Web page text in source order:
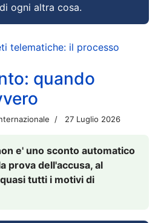
ogni altra cosa.
telematiche: il processo
quando
27 Luglio 2026
e' uno sconto automatico
prova dell'accusa, al
tutti i motivi di